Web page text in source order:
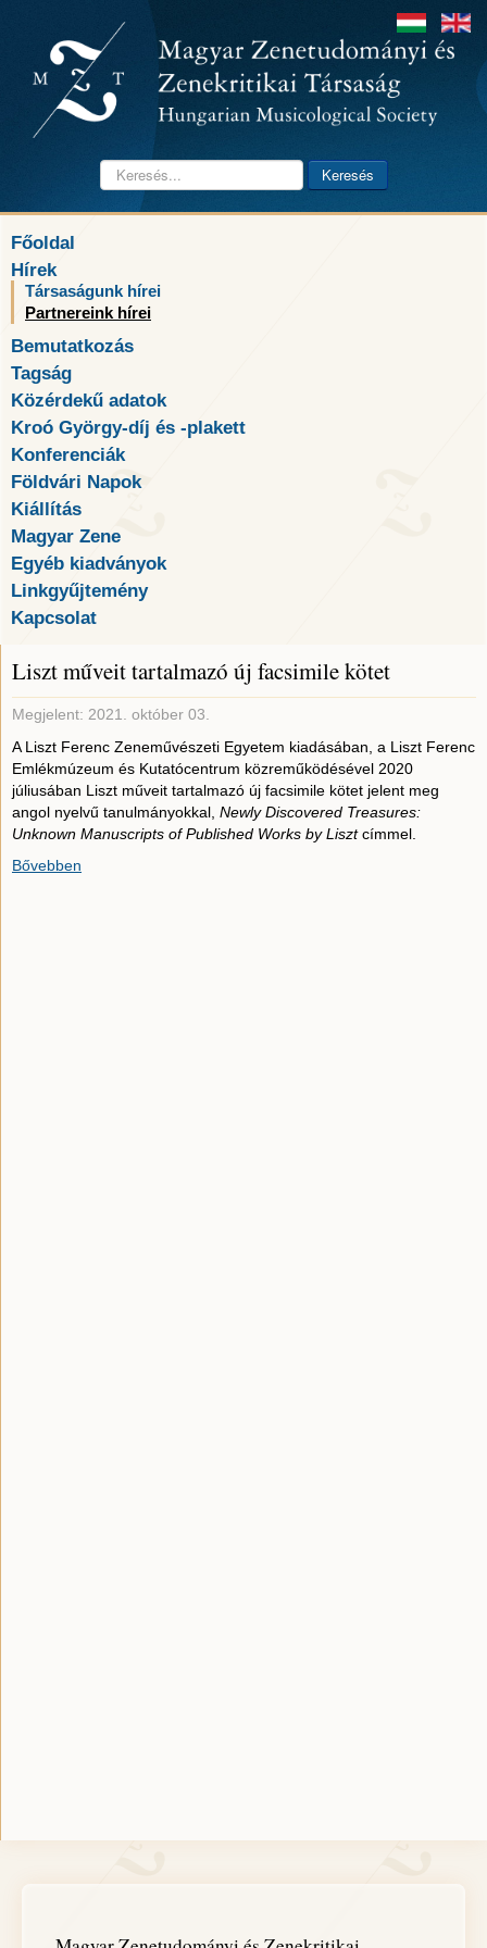
Keresés... Keresés
Főoldal
Hírek
Társaságunk hírei
Partnereink hírei
Bemutatkozás
Tagság
Közérdekű adatok
Kroó György-díj és -plakett
Konferenciák
Földvári Napok
Kiállítás
Magyar Zene
Egyéb kiadványok
Linkgyűjtemény
Kapcsolat
Liszt műveit tartalmazó új facsimile kötet
Megjelent: 2021. október 03.
A Liszt Ferenc Zeneművészeti Egyetem kiadásában, a Liszt Ferenc
Emlékmúzeum és Kutatócentrum közreműködésével 2020
júliusában Liszt műveit tartalmazó új facsimile kötet jelent meg
angol nyelvű tanulmányokkal, Newly Discovered Treasures:
Unknown Manuscripts of Published Works by Lisztcímmel.
Bővebben